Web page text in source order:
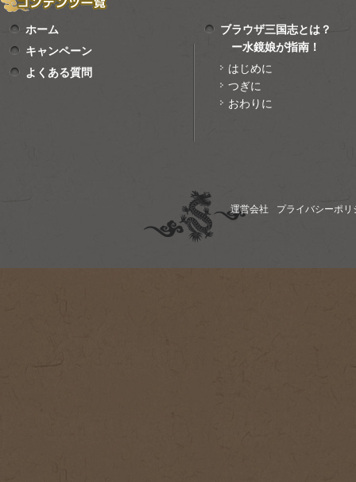
ホーム
キャンペーン
よくある質問
ブラウザ三国志とは？
ー水鏡娘が指南！
はじめに
つぎに
おわりに
運営会社 プライバシーポリ